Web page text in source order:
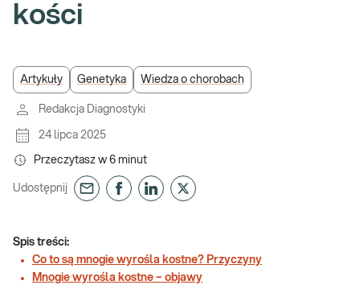
kości
Artykuły Genetyka Wiedza o chorobach
Redakcja Diagnostyki
24 lipca 2025
Przeczytasz w 6 minut
Udostępnij
Spis treści:
Co to są mnogie wyrośla kostne? Przyczyny
Mnogie wyrośla kostne – objawy